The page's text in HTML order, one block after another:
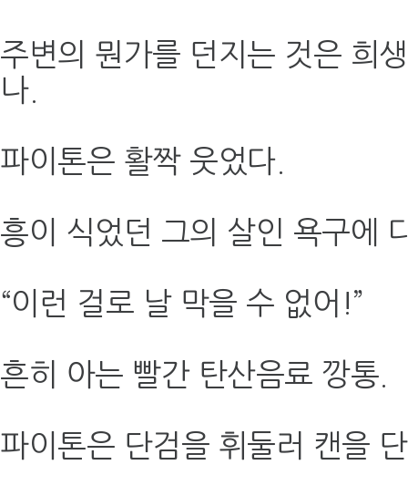
주변의 뭔가를 던지는 것은 희
나.
파이톤은 활짝 웃었다.
흥이 식었던 그의 살인 욕구에
“이런 걸로 날 막을 수 없어!”
흔히 아는 빨간 탄산음료 깡통.
파이톤은 단검을 휘둘러 캔을